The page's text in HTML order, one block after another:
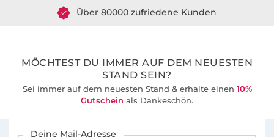
MÖCHTEST DU IMMER AUF DEM NEUESTEN
STAND SEIN?
Sei immer auf dem neuesten Stand & erhalte einen 10%
Gutschein als Dankeschön.
Deine Mail-Adresse